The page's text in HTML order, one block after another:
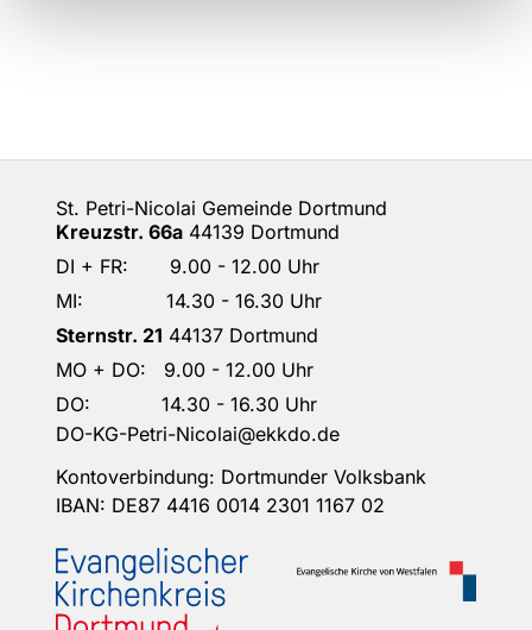
St. Petri-Nicolai Gemeinde Dortmund
Kreuzstr. 66a 44139 Dortmund
DI + FR: 9.00 - 12.00 Uhr
MI: 14.30 - 16.30 Uhr
Sternstr. 21 44137 Dortmund
MO + DO: 9.00 - 12.00 Uhr
DO: 14.30 - 16.30 Uhr
DO-KG-Petri-Nicolai@ekkdo.de
Kontoverbindung: Dortmunder Volksbank
IBAN: DE87 4416 0014 2301 1167 02